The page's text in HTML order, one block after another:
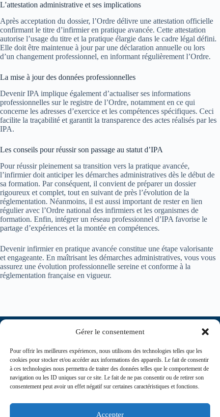
Gérer le consentement
Pour offrir les meilleures expériences, nous utilisons des technologies telles que les
cookies pour stocker et/ou accéder aux informations des appareils. Le fait de consentir
à ces technologies nous permettra de traiter des données telles que le comportement de
navigation ou les ID uniques sur ce site. Le fait de ne pas consentir ou de retirer son
consentement peut avoir un effet négatif sur certaines caractéristiques et fonctions.
Accepter
L’attestation administrative et ses implications
Après acceptation du dossier, l’Ordre délivre une attestation officielle
confirmant le titre d’infirmier en pratique avancée. Cette attestation
autorise l’usage du titre et la pratique élargie dans le cadre légal défini.
Elle doit être maintenue à jour par une déclaration annuelle ou lors
d’un changement professionnel, en informant régulièrement l’Ordre.
La mise à jour des données professionnelles
Devenir IPA implique également d’actualiser ses informations
professionnelles sur le registre de l’Ordre, notamment en ce qui
concerne les adresses d’exercice et les compétences spécifiques. Ceci
facilite la traçabilité et garantit la transparence des actes réalisés par les
IPA.
Les conseils pour réussir son passage au statut d’IPA
Pour réussir pleinement sa transition vers la pratique avancée,
l’infirmier doit anticiper les démarches administratives dès le début de
sa formation. Par conséquent, il convient de préparer un dossier
rigoureux et complet, tout en suivant de près l’évolution de la
réglementation. Néanmoins, il est aussi important de rester en lien
régulier avec l’Ordre national des infirmiers et les organismes de
formation. Enfin, intégrer un réseau professionnel d’IPA favorise le
partage d’expériences et la montée en compétences.
Devenir infirmier en pratique avancée constitue une étape valorisante
et engageante. En maîtrisant les démarches administratives, vous vous
assurez une évolution professionnelle sereine et conforme à la
réglementation française en vigueur.